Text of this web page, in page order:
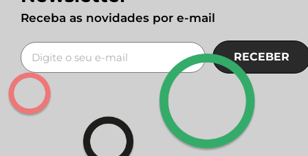
Receba as novidades por e-mail
RECEBER